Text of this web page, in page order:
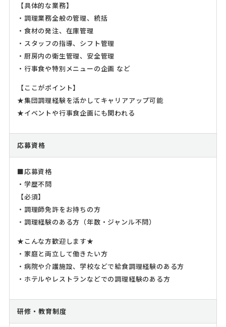
【具体的な業務】
・調理業務全般の管理、統括
・食材の発注、在庫管理
・スタッフの指導、シフト管理
・厨房内の衛生管理、安全管理
・行事食や特別メニューの企画 など
【ここがポイント】
★集団調理経験を活かしてキャリアアップ可能
★イベントや行事食企画にも関われる
応募資格
■応募資格
・学歴不問
【必須】
・調理師免許をお持ちの方
・調理経験のある方（年数・ジャンル不問）
★こんな方歓迎します★
・家庭と両立して働きたい方
・病院や介護施設、学校などで給食調理経験のある方
・ホテルやレストランなどでの調理経験のある方
研修・教育制度